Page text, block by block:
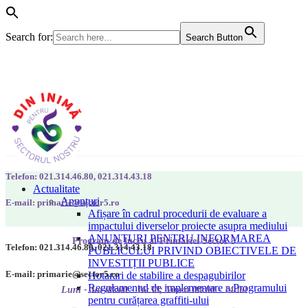
Search for: Search Button
Actualitate
Anunțuri
Afișare în cadrul procedurii de evaluare a
impactului diverselor proiecte asupra mediului
ANUNȚURI PENTRU INFORMAREA
PUBLICULUI PRIVIND OBIECTIVELE DE
INVESTIȚII PUBLICE
Hotarari de stabilire a despagubirilor
Regulamentul de implementare a Programului
pentru curățarea graffiti-ului
Telefon: 021.314.46.80, 021.314.43.18
E-mail: primarie@sector5.ro
Program de lucru al Primăriei Sector 5
Luni - Joi 08:00 - 16:30; Vineri 08:00 - 14:00
Telefon: 021.314.46.80, 021.314.43.18
E-mail: primarie@sector5.ro